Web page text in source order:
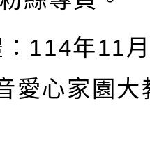
114年11
愛心家園大